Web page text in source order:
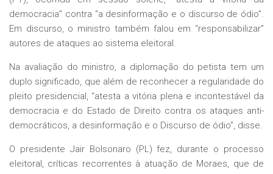
democracia” contra “a desinformação e o discurso de ódio”.
Em discurso, o ministro também falou em “responsabilizar”
autores de ataques ao sistema eleitoral.
Na avaliação do ministro, a diplomação do petista tem um
duplo significado, que além de reconhecer a regularidade do
pleito presidencial, “atesta a vitória plena e incontestável da
democracia e do Estado de Direito contra os ataques anti-
democráticos, a desinformação e o Discurso de ódio”, disse.
O presidente Jair Bolsonaro (PL) fez, durante o processo
eleitoral, críticas recorrentes à atuação de Moraes, que de